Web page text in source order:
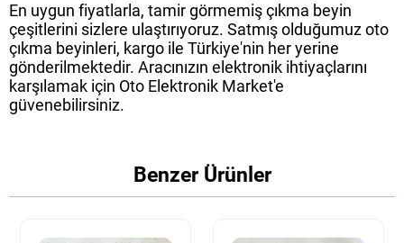
En uygun fiyatlarla, tamir görmemiş çıkma beyin
çeşitlerini sizlere ulaştırıyoruz. Satmış olduğumuz oto
çıkma beyinleri, kargo ile Türkiye'nin her yerine
gönderilmektedir. Aracınızın elektronik ihtiyaçlarını
karşılamak için Oto Elektronik Market'e
güvenebilirsiniz.
Benzer Ürünler